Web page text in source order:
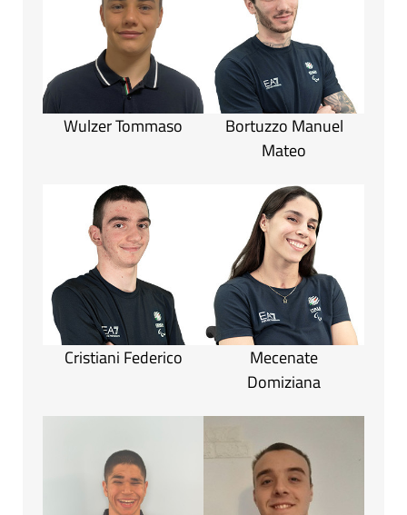
Wulzer Tommaso
Bortuzzo Manuel
Mateo
Cristiani Federico
Mecenate
Domiziana